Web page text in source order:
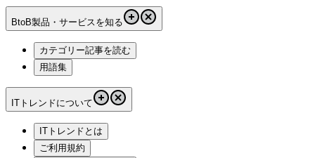
BtoB製品・サービスを知る
カテゴリー記事を読む
用語集
ITトレンドについて
ITトレンドとは
ご利用規約